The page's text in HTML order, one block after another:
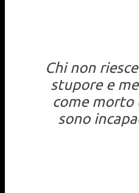
Chi non
stupore e
come morto
sono